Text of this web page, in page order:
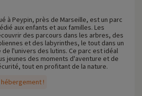
!
à Peypin, près de Marseille, est un parc
aux enfants et aux familles. Les
des parcours dans les arbres, des
et des labyrinthes, le tout dans un
l'univers des lutins. Ce parc est idéal
jeunes des moments d'aventure et de
tout en profitant de la nature.